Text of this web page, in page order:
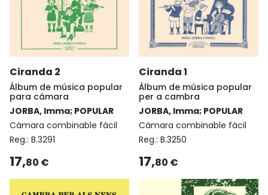
Ciranda 2
Álbum de música popular
para cámara
JORBA, Imma; POPULAR
Cámara combinable fácil
Reg.: B.3291
17,80 €
Ciranda 1
Àlbum de música popular
per a cambra
JORBA, Imma; POPULAR
Cámara combinable fácil
Reg.: B.3250
17,80 €